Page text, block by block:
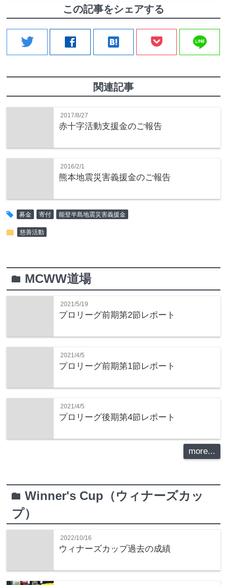
この記事をシェアする
twitter facebook hatenabookmark line
関連記事
2017/8/27
赤十字活動支援金のご報告
2016/2/1
熊本地震災害義援金のご報告
tag 募金 寄付 能登半島地震災害義援金
folder 慈善活動
folder MCWW道場
2021/5/19
プロリーグ前期第2節レポート
2021/4/5
プロリーグ前期第1節レポート
2021/4/5
プロリーグ後期第4節レポート
more...
folderWinner's Cup（ウィナーズカッ
プ）
2022/10/16
ウィナーズカップ過去の成績